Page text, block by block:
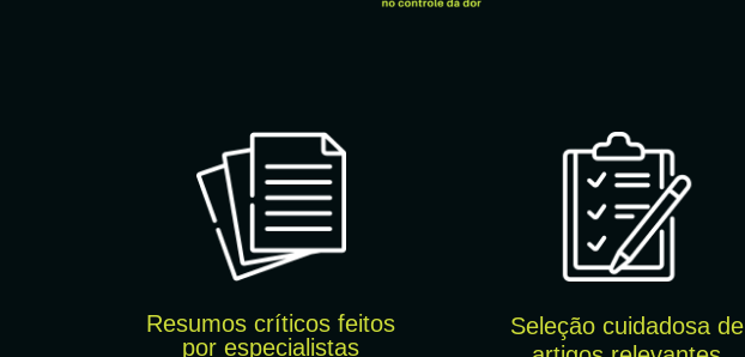
Resumos críticos feitos
porespecialistas
Seleção cuidadosa de